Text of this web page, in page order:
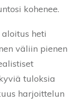
kohenee.
heti
väliin pienen
tuloksia
harjoittelun